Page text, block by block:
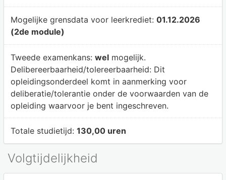
Mogelijke grensdata voor leerkrediet: 01.12.2026
(2de module)
Tweede examenkans: welmogelijk.
Delibereerbaarheid/tolereerbaarheid: Dit
opleidingsonderdeel komt in aanmerking voor
deliberatie/tolerantie onder de voorwaarden van de
opleiding waarvoor je bent ingeschreven.
Totale studietijd: 130,00 uren
Volgtijdelijkheid